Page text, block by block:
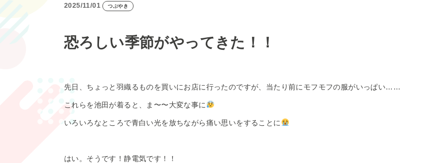
2025/11/01 つぶやき
恐ろしい季節がやってきた！！
先日、ちょっと羽織るものを買いにお店に行ったのですが、当たり前にモフモフの服がいっぱい……
これらを池田が着ると、ま〜〜大変な事に
いろいろなところで青白い光を放ちながら痛い思いをすることに
はい。そうです！静電気です！！